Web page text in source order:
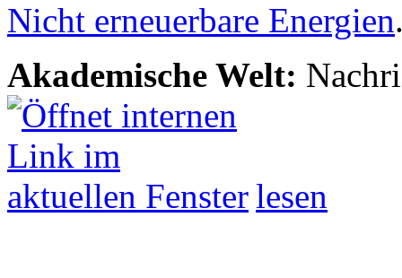
Nicht erneuerbare Energien
Akademische Welt:
lesen